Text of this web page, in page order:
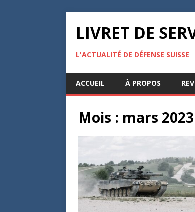
LIVRET DE
L'ACTUALITÉ DE DÉFENSE SUISSE
ACCUEIL À PROPOS
Mois : mars 2023